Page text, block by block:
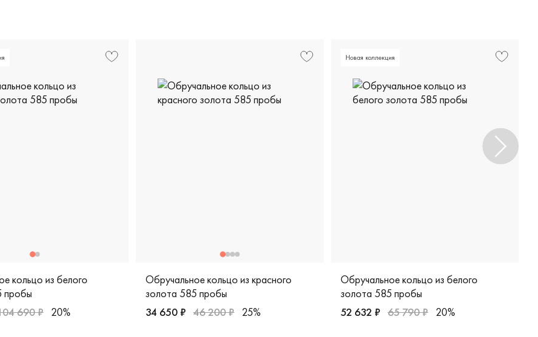
кольцо из белого
пробы
690 ₽ 20%
Обручальное кольцо из красного
золота 585 пробы
34 650 ₽ 46 200 ₽ 25%
Новая коллекция
Обручальное кольцо из белого
золота 585 пробы
52 632 ₽ 65 790 ₽ 20%